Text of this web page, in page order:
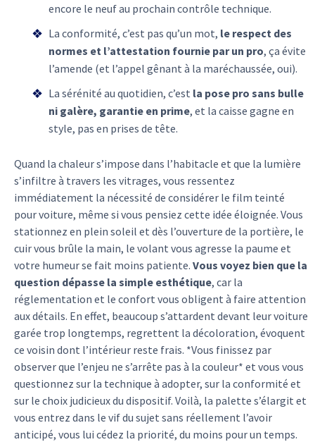
encore le neuf au prochain contrôle technique.
La conformité, c’est pas qu’un mot, le respect des
normes et l’attestation fournie par un pro, ça évite
l’amende (et l’appel gênant à la maréchaussée, oui).
La sérénité au quotidien, c’est la pose pro sans bulle
ni galère, garantie en prime, et la caisse gagne en
style, pas en prises de tête.
Quand la chaleur s’impose dans l’habitacle et que la lumière
s’infiltre à travers les vitrages, vous ressentez
immédiatement la nécessité de considérer le film teinté
pour voiture, même si vous pensiez cette idée éloignée. Vous
stationnez en plein soleil et dès l’ouverture de la portière, le
cuir vous brûle la main, le volant vous agresse la paume et
votre humeur se fait moins patiente. Vous voyez bien que la
question dépasse la simple esthétique, car la
réglementation et le confort vous obligent à faire attention
aux détails. En effet, beaucoup s’attardent devant leur voiture
garée trop longtemps, regrettent la décoloration, évoquent
ce voisin dont l’intérieur reste frais. *Vous finissez par
observer que l’enjeu ne s’arrête pas à la couleur* et vous vous
questionnez sur la technique à adopter, sur la conformité et
sur le choix judicieux du dispositif. Voilà, la palette s’élargit et
vous entrez dans le vif du sujet sans réellement l’avoir
anticipé, vous lui cédez la priorité, du moins pour un temps.